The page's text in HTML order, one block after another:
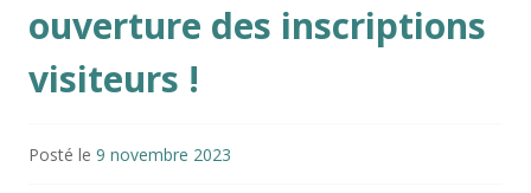
ouverture des inscriptions
visiteurs !
Posté le 9 novembre 2023